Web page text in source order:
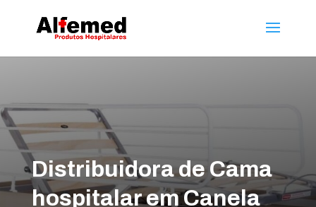
Distribuidora de Cama
hospitalar em Canela